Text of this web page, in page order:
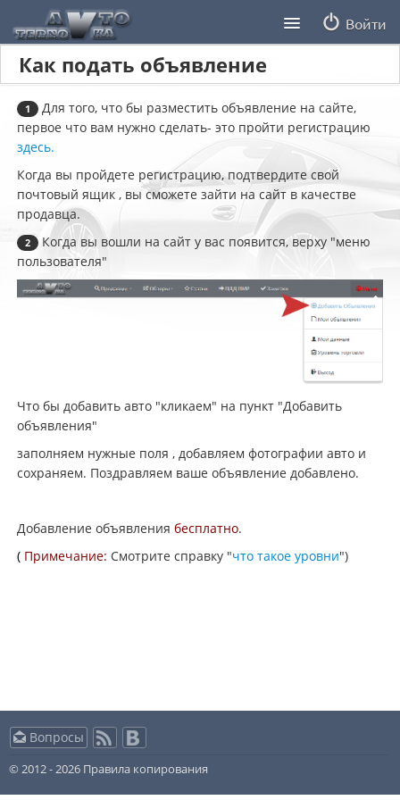
Войти
Продавцы
Статьи
ПДД ПМР
Заметки
Как подать объявление
1
Для того, что бы разместить объявление на сайте,
первое что вам нужно сделать- это пройти регистрацию
здесь.
Когда вы пройдете регистрацию, подтвердите свой
почтовый ящик , вы сможете зайти на сайт в качестве
продавца.
2
Когда вы вошли на сайт у вас появится, верху "меню
пользователя"
Что бы добавить авто "кликаем" на пункт "Добавить
объявления"
заполняем нужные поля , добавляем фотографии авто и
сохраняем. Поздравляем ваше объявление добавлено.
Добавление объявления бесплатно.
( Примечание: Смотрите справку "что такое уровни")
Вопросы
© 2012 - 2026 Правила копирования